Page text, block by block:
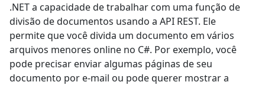
.NET a capacidade de trabalhar com uma função de
divisão de documentos usando a API REST. Ele
permite que você divida um documento em vários
arquivos menores online no C#. Por exemplo, você
pode precisar enviar algumas páginas de seu
documento por e-mail ou pode querer mostrar a